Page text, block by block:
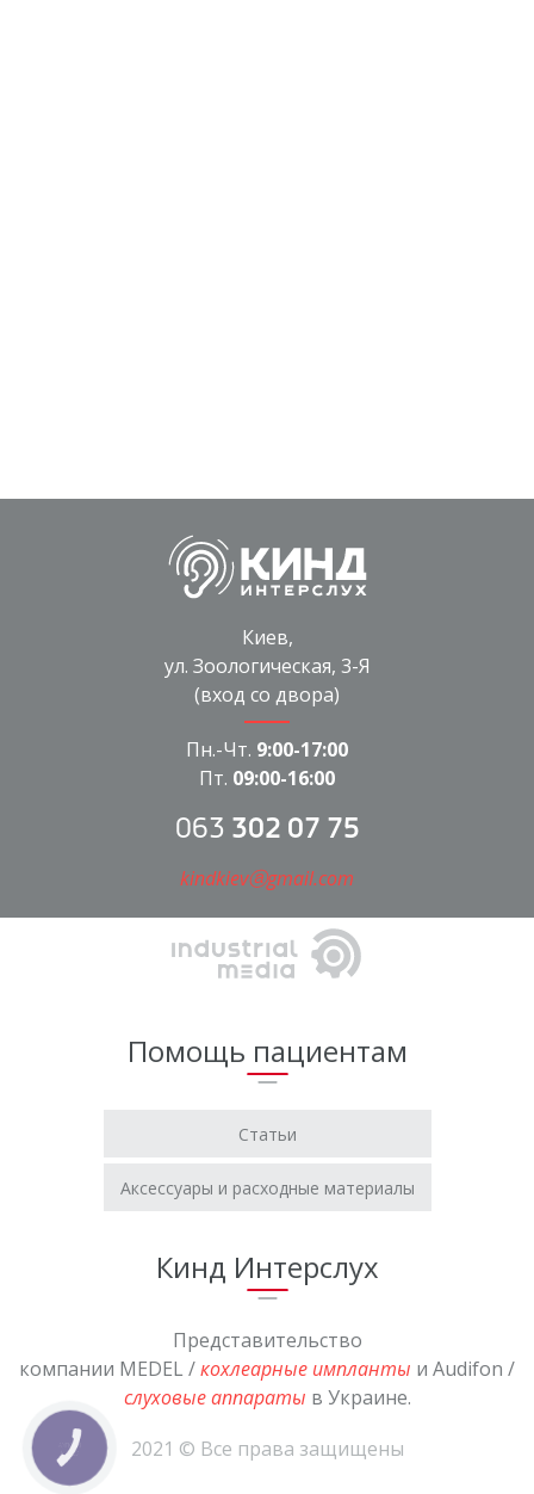
Киев,
ул. Зоологическая, 3-Я
(вход со двора)
Пн.-Чт. 9:00-17:00
Пт. 09:00-16:00
Помощь пациентам
Статьи
Аксессуары и расходные материалы
Кинд Интерслух
Представительство
компании MEDEL /кохлеарные импланты и Audifon /
слуховые аппараты в Украине.
2021 © Все права защищены
063 302 07 75
kindkievⓐgmail.com
КНОПКА
СВЯЗИ